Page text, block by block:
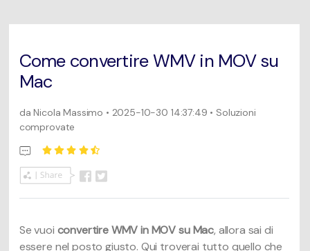
Come convertire WMV in MOV su
Mac
da Nicola Massimo • 2025-10-30 14:37:49 • Soluzioni
comprovate
Se vuoi convertire WMV in MOV su Mac, allora sai di
essere nel posto giusto. Qui troverai tutto quello che